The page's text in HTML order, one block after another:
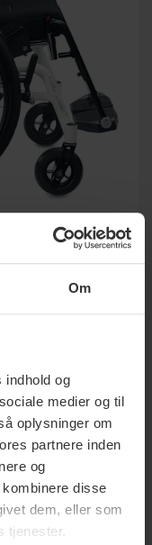
Om
indhold og
medier og til
oplysninger om
partnere inden
og
disse
dem, eller som
tjenester.